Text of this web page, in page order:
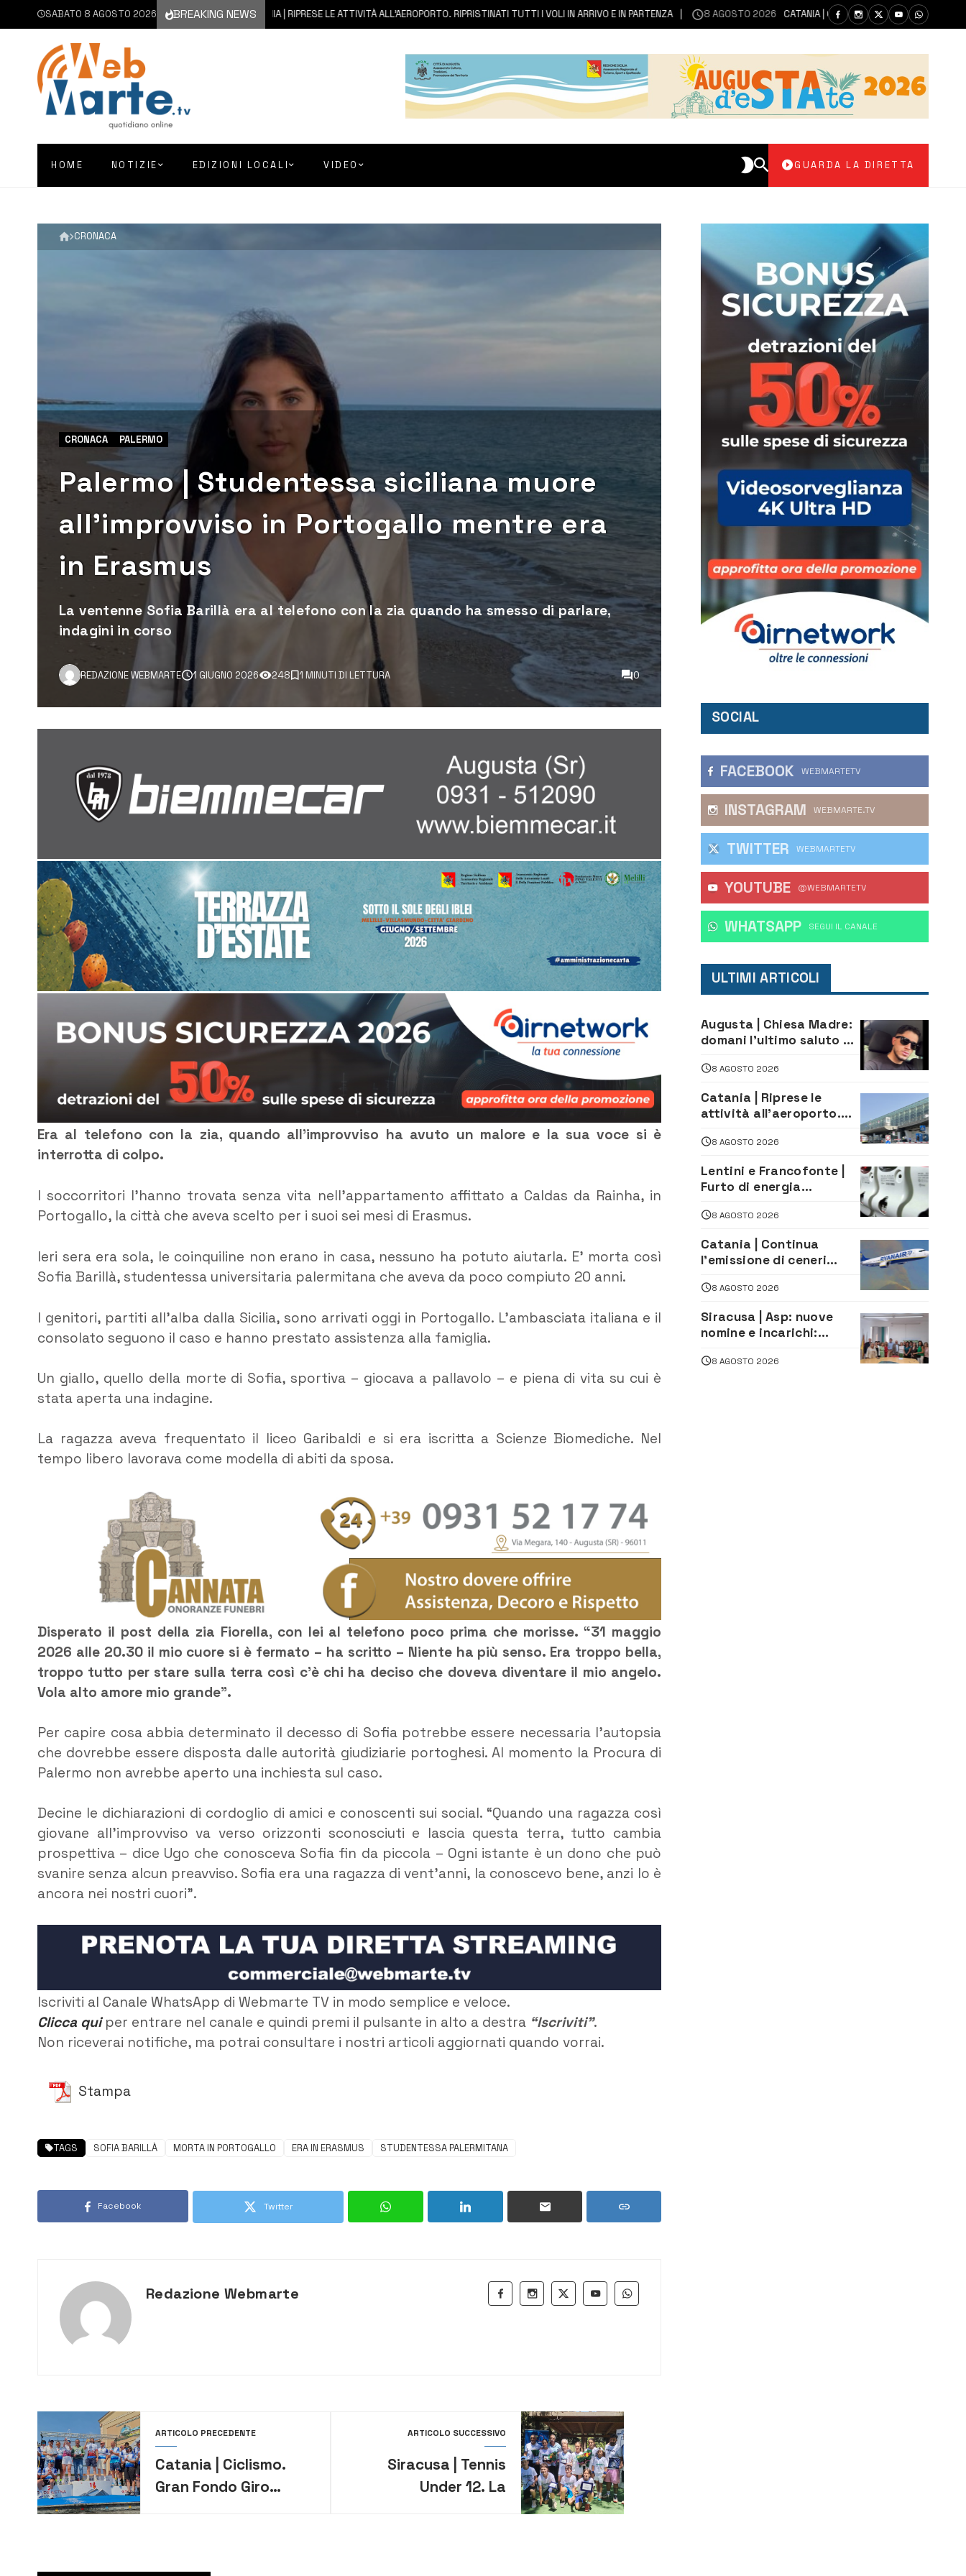
SABATO 8 AGOSTO 2026 BREAKING NEWS
8 AGOSTO 2026 CATANIA | RIPRESE LE ATTIVITÀ ALL’AEROPORTO. RIPRISTINATI TUTTI I VOLI IN ARRIVO E IN PARTENZA 8 AGOSTO 2026 CATANIA | CONTINUA L’EMISSIONE DI CENERI
HOME NOTIZIE EDIZIONI LOCALI VIDEO GUARDA LA DIRETTA
CRONACA
CRONACA PALERMO
Palermo | Studentessa siciliana muore
all’improvviso in Portogallo mentre era
in Erasmus
La ventenne Sofia Barillà era al telefono con la zia quando ha smesso di parlare,
indagini in corso
REDAZIONE WEBMARTE 1 GIUGNO 2026 248 1 MINUTI DI LETTURA 0
Era al telefono con la zia, quando all’improvviso ha avuto un malore e la sua voce si è
interrotta di colpo.
I soccorritori l’hanno trovata senza vita nell’appartamento affittato a Caldas da Rainha, in
Portogallo, la città che aveva scelto per i suoi sei mesi di Erasmus.
Ieri sera era sola, le coinquiline non erano in casa, nessuno ha potuto aiutarla. E’ morta così
Sofia Barillà, studentessa universitaria palermitana che aveva da poco compiuto 20 anni.
I genitori, partiti all’alba dalla Sicilia, sono arrivati oggi in Portogallo. L’ambasciata italiana e il
consolato seguono il caso e hanno prestato assistenza alla famiglia.
Un giallo, quello della morte di Sofia, sportiva – giocava a pallavolo – e piena di vita su cui è
stata aperta una indagine.
La ragazza aveva frequentato il liceo Garibaldi e si era iscritta a Scienze Biomediche. Nel
tempo libero lavorava come modella di abiti da sposa.
Disperato il post della zia Fiorella, con lei al telefono poco prima che morisse. “31 maggio
2026 alle 20.30 il mio cuore si è fermato – ha scritto – Niente ha più senso. Era troppo bella,
troppo tutto per stare sulla terra così c’è chi ha deciso che doveva diventare il mio angelo.
Vola alto amore mio grande”.
Per capire cosa abbia determinato il decesso di Sofia potrebbe essere necessaria l’autopsia
che dovrebbe essere disposta dalle autorità giudiziarie portoghesi. Al momento la Procura di
Palermo non avrebbe aperto una inchiesta sul caso.
Decine le dichiarazioni di cordoglio di amici e conoscenti sui social. “Quando una ragazza così
giovane all’improvviso va verso orizzonti sconosciuti e lascia questa terra, tutto cambia
prospettiva – dice Ugo che conosceva Sofia fin da piccola – Ogni istante è un dono che può
svanire senza alcun preavviso. Sofia era una ragazza di vent’anni, la conoscevo bene, anzi lo è
ancora nei nostri cuori”.
Iscriviti al Canale WhatsApp di Webmarte TV in modo semplice e veloce.
Clicca quiper entrare nel canale e quindi premi il pulsante in alto a destra “Iscriviti”.
Non riceverai notifiche, ma potrai consultare i nostri articoli aggiornati quando vorrai.
Stampa
TAGS SOFIA BARILLÀ MORTA IN PORTOGALLO ERA IN ERASMUS STUDENTESSA PALERMITANA
Facebook Twitter
Redazione Webmarte
ARTICOLO PRECEDENTE
Catania | Ciclismo.
Gran Fondo Giro
ARTICOLO SUCCESSIVO
Siracusa | Tennis
Under 12. La
SOCIAL
FACEBOOK WEBMARTETV
INSTAGRAM WEBMARTE.TV
TWITTER WEBMARTETV
YOUTUBE @WEBMARTETV
WHATSAPP ‎SEGUI IL CANALE
ULTIMI ARTICOLI
Augusta | Chiesa Madre:
domani l’ultimo saluto ad
morto in un incidente
8 AGOSTO 2026
Catania | Riprese le
attività all’aeroporto.
arrivo e in partenza
8 AGOSTO 2026
Lentini e Francofonte |
Furto di energia
persone
8 AGOSTO 2026
Catania | Continua
l’emissione di ceneri
attività all’aeroporto di
Fontanarossa
8 AGOSTO 2026
Siracusa | Asp: nuove
nomine e incarichi:
di Sanità pubblica,
8 AGOSTO 2026